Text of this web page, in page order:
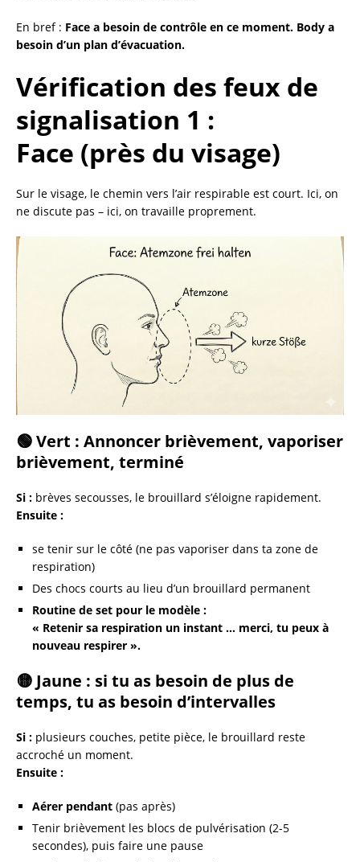
En bref : Face a besoin de contrôle en ce moment. Body a
besoin d’un plan d’évacuation.
Vérification des feux de
signalisation 1 :
Face (près du visage)
Sur le visage, le chemin vers l’air respirable est court. Ici, on
ne discute pas – ici, on travaille proprement.
🟢 Vert : Annoncer brièvement, vaporiser
brièvement, terminé
Si : brèves secousses, le brouillard s’éloigne rapidement.
Ensuite :
se tenir sur le côté (ne pas vaporiser dans ta zone de
respiration)
Des chocs courts au lieu d’un brouillard permanent
Routine de set pour le modèle :
« Retenir sa respiration un instant … merci, tu peux à
nouveau respirer ».
🟡 Jaune : si tu as besoin de plus de
temps, tu as besoin d’intervalles
Si : plusieurs couches, petite pièce, le brouillard reste
accroché un moment.
Ensuite :
Aérer pendant (pas après)
Tenir brièvement les blocs de pulvérisation (2-5
secondes), puis faire une pause